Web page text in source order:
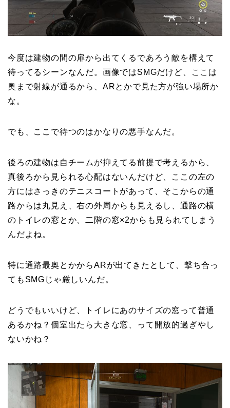
今度は建物の間の扉から出てくるであろう敵を構えて
待ってるシーンなんだ。画像ではSMGだけど、ここは
奥まで射線が通るから、ARとかで見た方が強い場所か
な。
でも、ここで待つのはかなりの悪手なんだ。
後ろの建物は自チームが抑えてる前提で考えるから、
真後ろから見られる心配はないんだけど、ここの左の
方にはさっきのテニスコートがあって、そこからの通
路からは丸見え、右の外周からも見えるし、通路の横
のトイレの窓とか、二階の窓×2からも見られてしまう
んだよね。
特に通路最奥とかからARが出てきたとして、撃ち合っ
てもSMGじゃ厳しいんだ。
どうでもいいけど、トイレにあのサイズの窓って普通
あるかね？個室出たら大きな窓、って開放的過ぎやし
ないかね？